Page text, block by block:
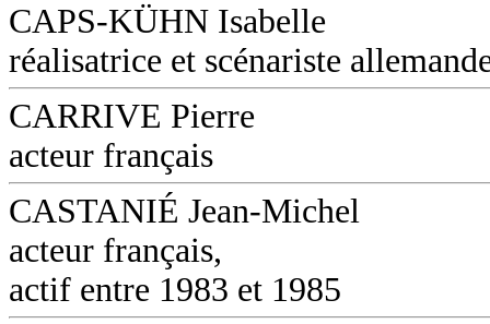
CAPS-KÜHN Isabelle
réalisatrice et scénariste
CARRIVE Pierre
acteur français
CASTANIÉ Jean-Michel
acteur français,
actif entre 1983 et 1985